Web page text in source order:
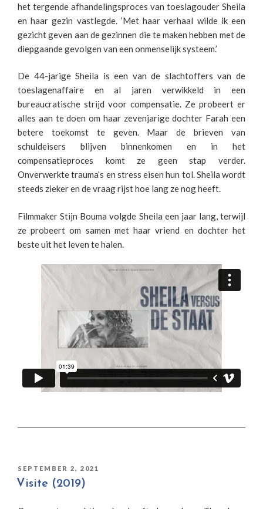
het tergende afhandelingsproces van toeslagouder Sheila
en haar gezin vastlegde. ‘Met haar verhaal wilde ik een
gezicht geven aan de gezinnen die te maken hebben met de
diepgaande gevolgen van een onmenselijk systeem.’
De 44-jarige Sheila is een van de slachtoffers van de
toeslagenaffaire en al jaren verwikkeld in een
bureaucratische strijd voor compensatie. Ze probeert er
alles aan te doen om haar zevenjarige dochter Farah een
betere toekomst te geven. Maar de brieven van
schuldeisers blijven binnenkomen en in het
compensatieproces komt ze geen stap verder.
Onverwerkte trauma’s en stress eisen hun tol. Sheila wordt
steeds zieker en de vraag rijst hoe lang ze nog heeft.
Filmmaker Stijn Bouma volgde Sheila een jaar lang, terwijl
ze probeert om samen met haar vriend en dochter het
beste uit het leven te halen.
GEPLAATST
OP
SEPTEMBER 2, 2021
Visite (2019)